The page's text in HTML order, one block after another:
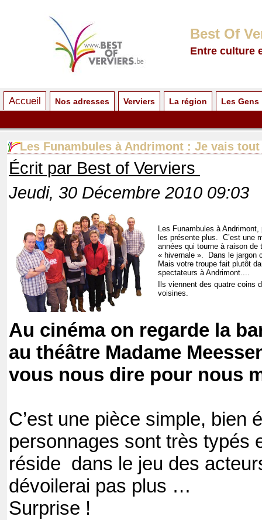
Best Of
Entre culture
Accueil Nos adresses Verviers La région Les Gens
Les Funambules à Andrimont : Je vais
Écrit par Best of Verviers
Jeudi, 30 Décembre 2010 09:03
Les Funambules à
les présente plus. C’est une
années qui tourne à raison
« hivernale ». Dans le jargon
Mais votre troupe fait plutôt
spectateurs à Andrimont....
Ils viennent des quatre coins
voisines.
Au cinéma on regarde la
au théâtre Madame
vous nous dire pour nous
C’est une pièce simple, bien
personnages sont très typés
réside dans le jeu des
dévoilerai pas plus …
Surprise !